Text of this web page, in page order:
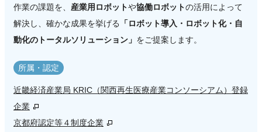
作業の課題を、 産業用ロボットや協働ロボットの活用によって
解決し、確かな成果を挙げる
「ロボット導入・ロボット化・自
動化のトータルソリューション」 をご提案します。
所属・認定
近畿経済産業局 KRIC（関西再生医療産業コンソーシアム）登録
企業
京都府認定等４制度企業